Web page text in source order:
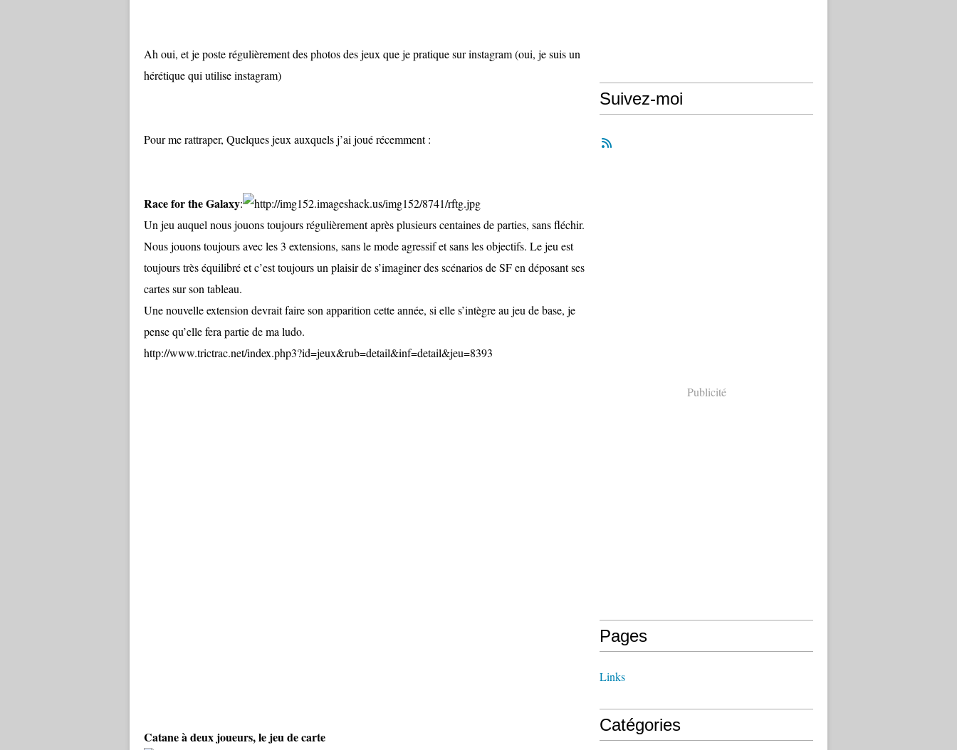
Ah oui, et je poste régulièrement des photos des jeux que je pratique sur instagram (oui, je suis un
hérétique qui utilise instagram)
Pour me rattraper, Quelques jeux auxquels j’ai joué récemment :
Race for the Galaxy:
Un jeu auquel nous jouons toujours régulièrement après plusieurs centaines de parties, sans fléchir.
Nous jouons toujours avec les 3 extensions, sans le mode agressif et sans les objectifs. Le jeu est
toujours très équilibré et c’est toujours un plaisir de s’imaginer des scénarios de SF en déposant ses
cartes sur son tableau.
Une nouvelle extension devrait faire son apparition cette année, si elle s’intègre au jeu de base, je
pense qu’elle fera partie de ma ludo.
http://www.trictrac.net/index.php3?id=jeux&rub=detail&inf=detail&jeu=8393
Catane à deux joueurs, le jeu de carte
Suivez-moi
Publicité
Pages
Links
Catégories